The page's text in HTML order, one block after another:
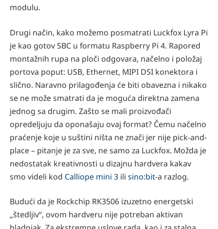
modulu.
Drugi način, kako možemo posmatrati Luckfox Lyra Pi
je kao gotov SBC u formatu Raspberry Pi 4. Rapored
montažnih rupa na ploči odgovara, načelno i položaj
portova poput: USB, Ethernet, MIPI DSI konektora i
slično. Naravno prilagođenja će biti obavezna i nikako
se ne može smatrati da je moguća direktna zamena
jednog sa drugim. Zašto se mali proizvođači
opredeljuju da oponašaju ovaj format? Čemu načelno
praćenje koje u suštini ništa ne znači jer nije pick-and-
place – pitanje je za sve, ne samo za Luckfox. Možda je
nedostatak kreativnosti u dizajnu hardvera kakav
smo videli kod Calliope mini 3 ili sino:bit-a razlog.
Budući da je Rockchip RK3506 izuzetno energetski
„štedljiv“, ovom hardveru nije potreban aktivan